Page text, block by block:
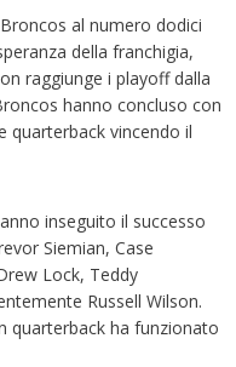
al numero dodici
della franchigia,
raggiunge i playoff dalla
hanno concluso con
quarterback vincendo il
inseguito il successo
Siemian, Case
Lock, Teddy
Russell Wilson.
quarterback ha funzionato